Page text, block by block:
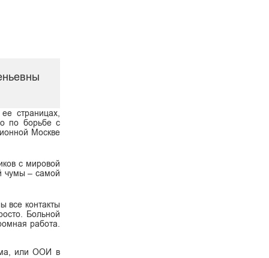
страницах,
по борьбе с
Москве
с мировой
чумы – самой
все контакты
Больной
работа.
или ООИ в